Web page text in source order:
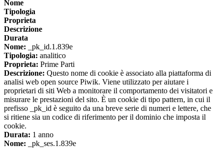
Nome
Tipologia
Proprieta
Descrizione
Durata
Nome: _pk_id.1.839e
Tipologia: analitico
Proprieta: Prime Parti
Descrizione: Questo nome di cookie è associato alla piattaforma di
analisi web open source Piwik. Viene utilizzato per aiutare i
proprietari di siti Web a monitorare il comportamento dei visitatori e
misurare le prestazioni del sito. È un cookie di tipo pattern, in cui il
prefisso _pk_id è seguito da una breve serie di numeri e lettere, che
si ritiene sia un codice di riferimento per il dominio che imposta il
cookie.
Durata: 1 anno
Nome: _pk_ses.1.839e